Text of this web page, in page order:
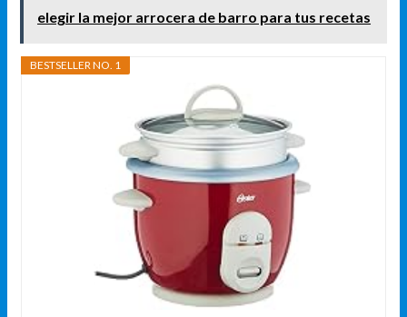
elegir la mejor arrocera de barro para tus recetas
BESTSELLER NO. 1